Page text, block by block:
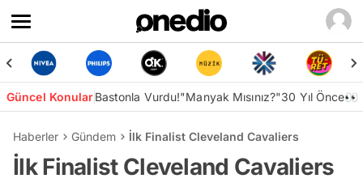
Güncel KonularBastonla Vurdu!"Manyak Mısınız?"30 Yıl Önce👀
Haberler Gündem İlk Finalist Cleveland Cavaliers
İlk Finalist Cleveland Cavaliers